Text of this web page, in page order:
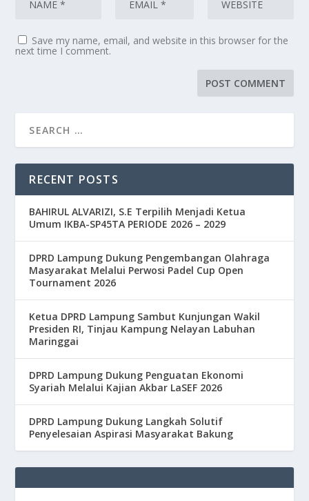
Save my name, email, and website in this browser for the
next time I comment.
RECENT POSTS
BAHIRUL ALVARIZI, S.E Terpilih Menjadi Ketua
Umum IKBA-SP45TA PERIODE 2026 – 2029
DPRD Lampung Dukung Pengembangan Olahraga
Masyarakat Melalui Perwosi Padel Cup Open
Tournament 2026
Ketua DPRD Lampung Sambut Kunjungan Wakil
Presiden RI, Tinjau Kampung Nelayan Labuhan
Maringgai
DPRD Lampung Dukung Penguatan Ekonomi
Syariah Melalui Kajian Akbar LaSEF 2026
DPRD Lampung Dukung Langkah Solutif
Penyelesaian Aspirasi Masyarakat Bakung